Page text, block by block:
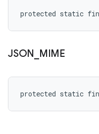
protected static final
JSON MIME
protected static